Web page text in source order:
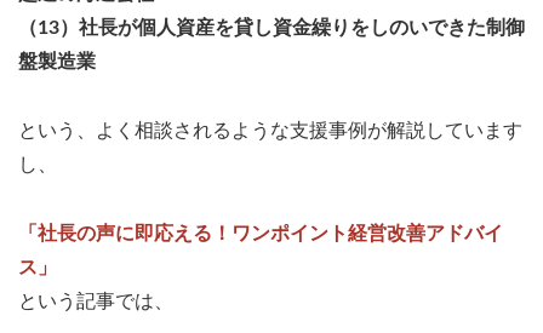
（13）社長が個人資産を貸し資金繰りをしのいできた制御
盤製造業
という、よく相談されるような支援事例が解説しています
し、
「社長の声に即応える！ワンポイント経営改善アドバイ
ス」
という記事では、